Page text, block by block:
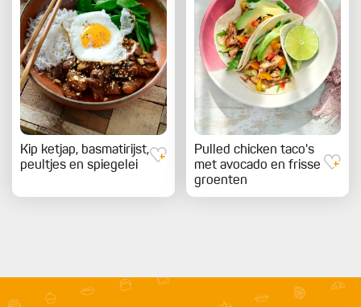
Kip ketjap, basmatirijst,
peultjes en spiegelei
Pulled chicken taco's
met avocado en frisse
groenten